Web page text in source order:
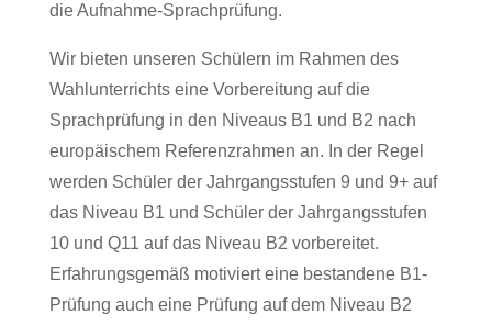
die Aufnahme-Sprachprüfung.
Wir bieten unseren Schülern im Rahmen des
Wahlunterrichts eine Vorbereitung auf die
Sprachprüfung in den Niveaus B1 und B2 nach
europäischem Referenzrahmen an. In der Regel
werden Schüler der Jahrgangsstufen 9 und 9+ auf
das Niveau B1 und Schüler der Jahrgangsstufen
10 und Q11 auf das Niveau B2 vorbereitet.
Erfahrungsgemäß motiviert eine bestandene B1-
Prüfung auch eine Prüfung auf dem Niveau B2